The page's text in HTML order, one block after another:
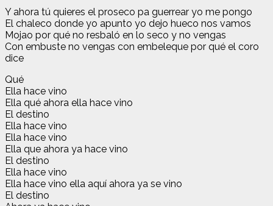
Y ahora tú quieres el proseco pa guerrear yo me pongo
El chaleco donde yo apunto yo dejo hueco nos vamos
Mojao por qué no resbaló en lo seco y no vengas
Con embuste no vengas con embeleque por qué el coro
dice
Qué
Ella hace vino
Ella qué ahora ella hace vino
El destino
Ella hace vino
Ella hace vino
Ella que ahora ya hace vino
El destino
Ella hace vino
Ella hace vino ella aquí ahora ya se vino
El destino